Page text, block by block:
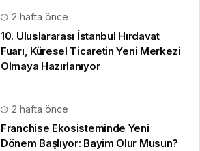
2 hafta önce
10. Uluslararası İstanbul Hırdavat
Fuarı, Küresel Ticaretin Yeni Merkezi
Olmaya Hazırlanıyor
2 hafta önce
Franchise Ekosisteminde Yeni
Dönem Başlıyor: Bayim Olur Musun?